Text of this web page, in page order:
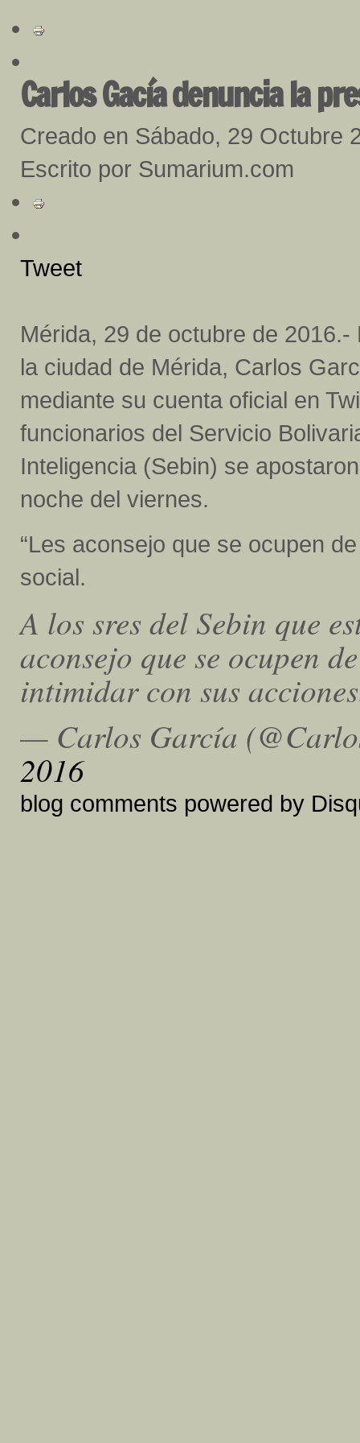
Carlos Gacía denuncia la
Creado en Sábado, 29 Octubre
Escrito por Sumarium.com
Tweet
Mérida, 29 de octubre de 2016.-
la ciudad de Mérida, Carlos
mediante su cuenta oficial en
funcionarios del Servicio
Inteligencia (Sebin) se
noche del viernes.
“Les aconsejo que se ocupen
social.
A los sres del Sebin que
aconsejo que se ocupen
intimidar con sus
— Carlos García
2016
blog comments powered by